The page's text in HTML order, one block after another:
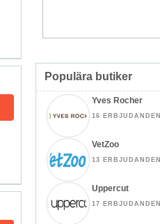
Populära butiker
Yves Rocher
16 ERBJUDANDEN
VetZoo
13 ERBJUDANDEN
Uppercut
17 ERBJUDANDEN